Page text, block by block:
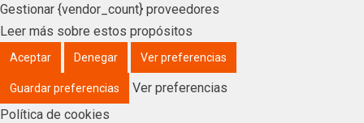
Gestionar {vendor_count} proveedores
Leer más sobre estos propósitos
Aceptar Denegar Ver preferencias
Guardar preferencias
Ver preferencias
Política de cookies